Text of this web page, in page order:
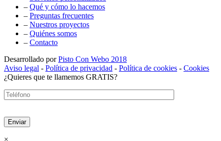
– Qué y cómo lo hacemos
– Preguntas frecuentes
– Nuestros proyectos
– Quiénes somos
– Contacto
Desarrollado porPisto Con Webo 2018
Aviso legal - Política de privacidad - Política de cookies - Cookies
¿Quieres que te llamemos GRATIS?